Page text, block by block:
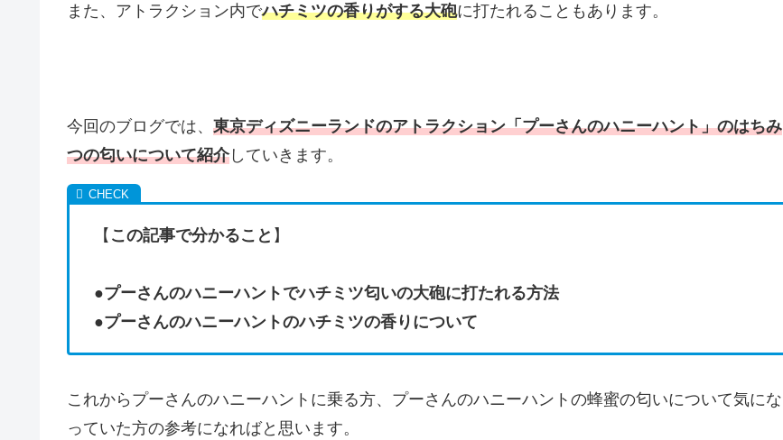
また、アトラクション内でハチミツの香りがする大砲に打たれることもあります。
今回のブログでは、 東京ディズニーランドのアトラクション「プーさんのハニーハント」のはちみ
つの匂いについて紹介していきます。
【 この記事で分かること 】
●プーさんのハニーハントでハチミツ匂いの大砲に打たれる方法
●プーさんのハニーハントのハチミツの香りについて
これからプーさんのハニーハントに乗る方、プーさんのハニーハントの蜂蜜の匂いについて気にな
っていた方の参考になればと思います。